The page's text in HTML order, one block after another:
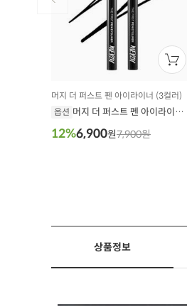
머지 더 퍼스트 펜 아이라이너 (3컬러)
옵션 머지 더 퍼스트 펜 아이라이너
12%6,900원7,900원
상품정보